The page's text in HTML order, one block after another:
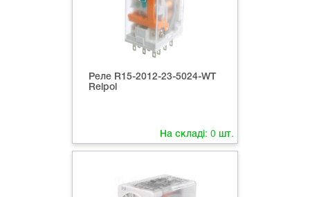
Реле R15-2012-23-5024-WT
Relpol
На складі: 0 шт.